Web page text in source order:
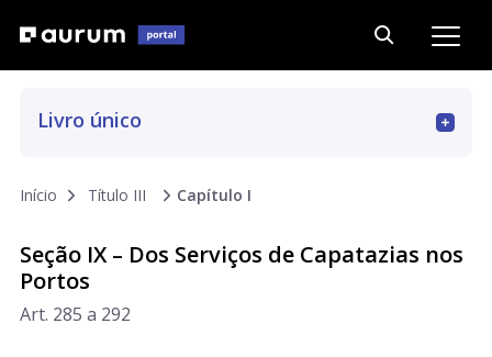
Livro único
Art. 13 a 223
Art. 223-A a 223-G
Início Título III Capítulo I
Seção IX – Dos Serviços de Capatazias nos
Portos
Art. 285 a 292